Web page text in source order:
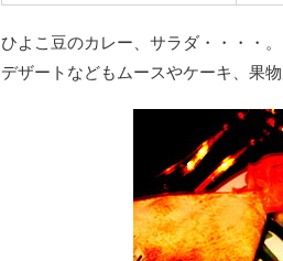
ひよこ豆のカレー、サラダ・・・・。
デザートなどもムースやケーキ、果